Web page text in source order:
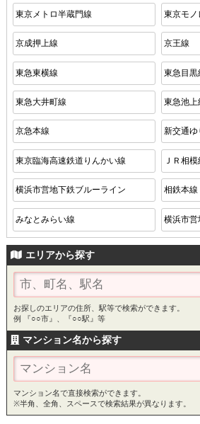
東京メトロ半蔵門線 東京モノ
京成押上線 京王線
東急東横線 東急目黒
東急大井町線 東急池上
京急本線 新交通ゆ
東京臨海高速鉄道りんかい線 ＪＲ相模
横浜市営地下鉄ブルーライン 相鉄本線
みなとみらい線 横浜市営
エリアから探す
お探しのエリアの住所、駅等で検索ができます。
例 『○○市』、『○○駅』等
マンション名から探す
マンション名で直接検索ができます。
※半角、全角、スペースで検索結果が異なります。